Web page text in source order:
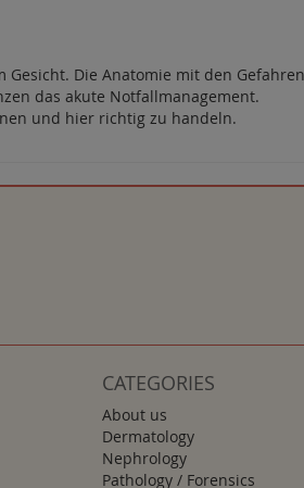
Die Anatomie mit den
das akute Notfallmanagement.
und hier richtig zu handeln.
CATEGORIES
About us
Dermatology
Nephrology
Pathology / Forensics